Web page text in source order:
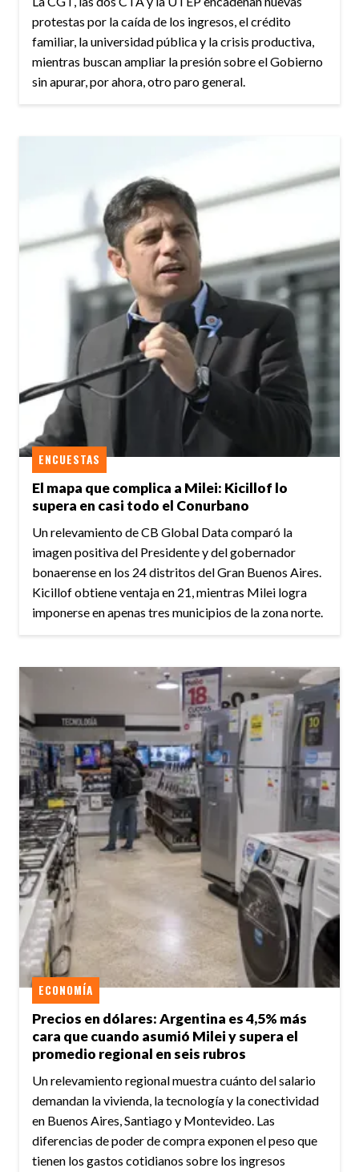
protestas por la caída de los ingresos, el crédito
familiar, la universidad pública y la crisis productiva,
mientras buscan ampliar la presión sobre el Gobierno
sin apurar, por ahora, otro paro general.
El mapa que complica a Milei: Kicillof lo
supera en casi todo el Conurbano
ENCUESTAS
Un relevamiento de CB Global Data comparó la
imagen positiva del Presidente y del gobernador
bonaerense en los 24 distritos del Gran Buenos Aires.
Kicillof obtiene ventaja en 21, mientras Milei logra
imponerse en apenas tres municipios de la zona norte.
Precios en dólares: Argentina es 4,5% más
cara que cuando asumió Milei y supera el
promedio regional en seis rubros
ECONOMÍA
Un relevamiento regional muestra cuánto del salario
demandan la vivienda, la tecnología y la conectividad
en Buenos Aires, Santiago y Montevideo. Las
diferencias de poder de compra exponen el peso que
tienen los gastos cotidianos sobre los ingresos